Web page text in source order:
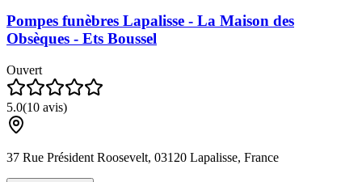
Pompes funèbres Lapalisse - La Maison des
Obsèques - Ets Boussel
Ouvert
5.0(10 avis)
37 Rue Président Roosevelt, 03120 Lapalisse, France